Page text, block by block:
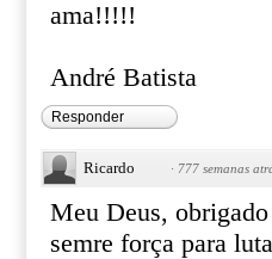
ama!!!!!
André Batista
Responder
Ricardo · 777 semanas
Meu Deus,
semre força para